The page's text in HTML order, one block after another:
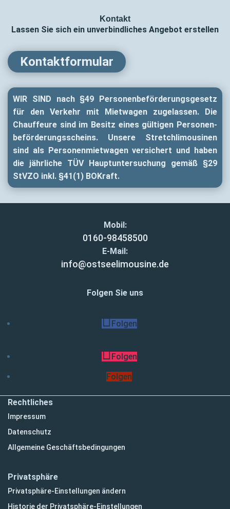
Kontakt
Lassen Sie sich ein unverbindliches Angebot erstellen
Kontaktformular
WIR SIND nach §49 Personen­beför­derungs­gesetz
für den Verkehr mit Mietwagen zugelassen. Die
Chauffeure sind im Besitz eines gültigen Personen­
beför­derungs­scheins. Unsere Stretch­limousinen
sind als Personen­mietwagen versichert und haben
die jährliche TÜV Haupt­untersuchung gemäß §29
StVZO inkl. §41(1) BOKraft.
Mobil:
0160-98458500
E-Mail:
info@ostseelimousine.de
Folgen Sie uns
Folgen
Folgen
Folgen
Rechtliches
Impressum
Datenschutz
Allgemeine Geschäftsbedingungen
Privatsphäre
Privatsphäre-Einstellungen ändern
Historie der Privatsphäre-Einstellungen